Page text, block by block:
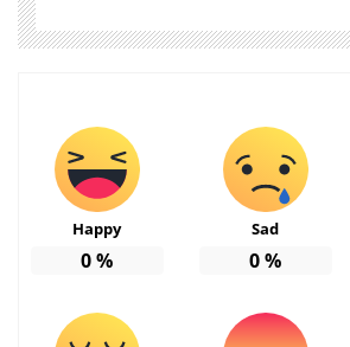
Happy
0%
Sad
0%